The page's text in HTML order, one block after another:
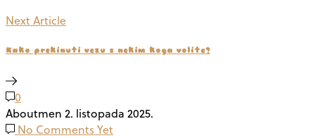
Next Article
Kako prekinuti vezu s nekim koga volite?
0
Aboutmen 2. listopada 2025.
No Comments Yet